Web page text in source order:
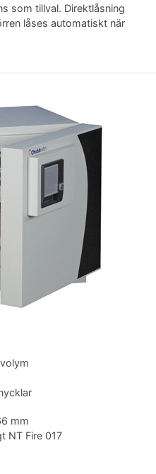
som tillval. Direktlåsning
låses automatiskt när
mm
NT Fire 017